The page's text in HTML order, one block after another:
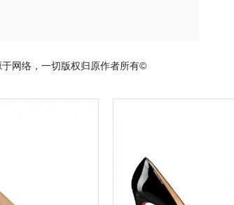
网络，一切版权归原作者所有©